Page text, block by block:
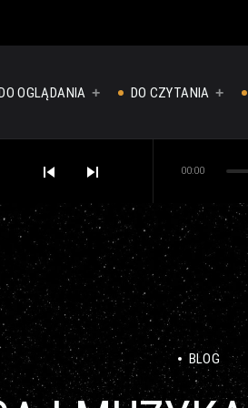
OGLĄDANIA DO CZYTANIA
skip_previous skip_next 00:00
BLOG